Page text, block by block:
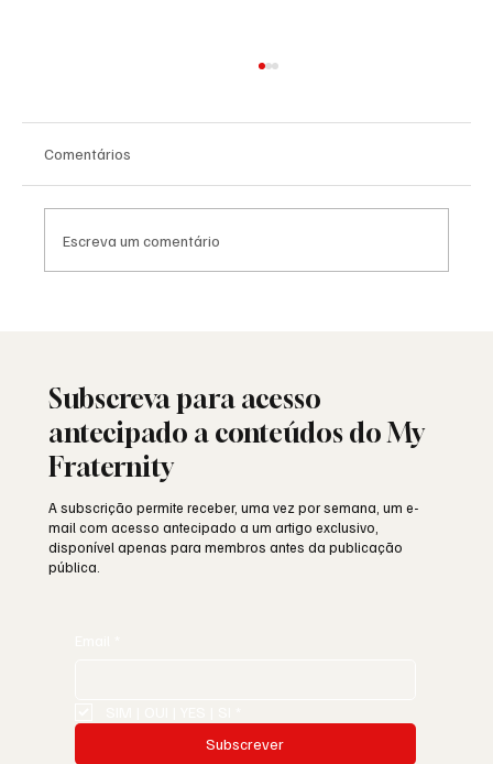
Comentários
Escreva um comentário
Subscreva para acesso
antecipado a conteúdos do My
Fraternity
A subscrição permite receber, uma vez por semana, um e-
mail com acesso antecipado a um artigo exclusivo,
disponível apenas para membros antes da publicação
pública.
Subscrever